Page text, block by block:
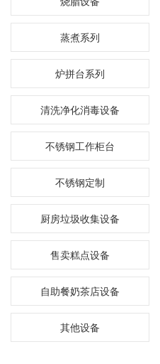
蒸煮系列
炉拼台系列
清洗净化消毒设备
不锈钢工作柜台
不锈钢定制
厨房垃圾收集设备
售卖糕点设备
自助餐奶茶店设备
其他设备